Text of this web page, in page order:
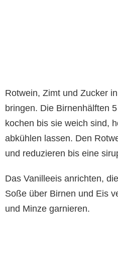
Rotwein, Zimt und Zucker
bringen. Die Birnenhälften
kochen bis sie weich sind,
abkühlen lassen. Den
und reduzieren bis eine
Das Vanilleeis anrichten,
Soße über Birnen und Eis
und Minze garnieren.